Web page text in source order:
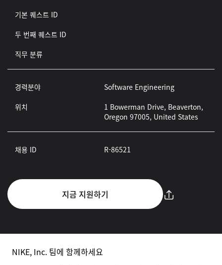
기본 퀘스트 ID
두 번째 퀘스트 ID
직무 분류
경력분야
Software Engineering
위치
1 Bowerman Drive, Beaverton,
Oregon 97005, United States
채용 ID R-86521
지금 지원하기
NIKE, Inc. 팀에 함께하세요